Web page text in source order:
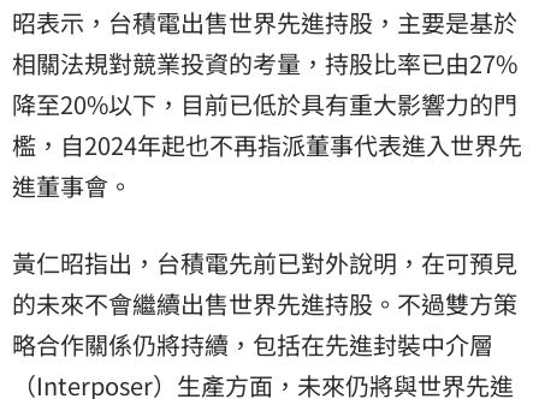
昭表示，台積電出售世界先進持股，主要是基於
相關法規對競業投資的考量，持股比率已由27%
降至20%以下，目前已低於具有重大影響力的門
檻，自2024年起也不再指派董事代表進入世界先
進董事會。
黃仁昭指出，台積電先前已對外說明，在可預見
的未來不會繼續出售世界先進持股。不過雙方策
略合作關係仍將持續，包括在先進封裝中介層
（Interposer）生產方面，未來仍將與世界先進